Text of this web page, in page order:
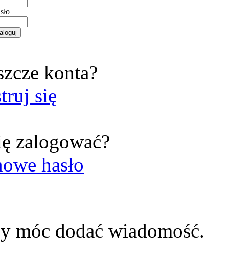
konta?
się
zalogować?
hasło
móc dodać wiadomość.